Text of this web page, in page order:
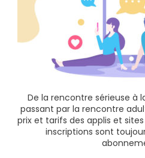
De la rencontre sérieuse à
passant par la rencontre
prix et tarifs des applis et
inscriptions sont